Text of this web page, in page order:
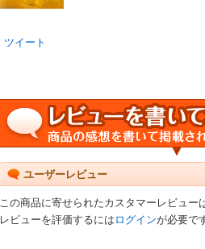
ツイート
ユーザーレビュー
この商品に寄せられたカスタマーレビュー
レビューを評価するには ログインが必要で